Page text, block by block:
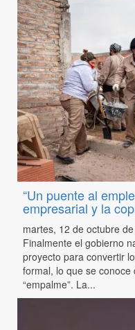
“Un puente al
empresarial y la
martes, 12 de octubre de
Finalmente el gobierno
proyecto para convertir
formal, lo que se
“empalme”. La...